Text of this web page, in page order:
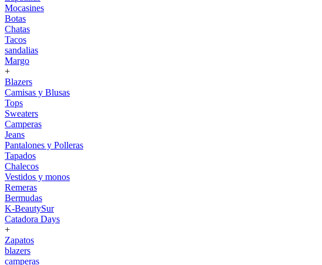
Mocasines
Botas
Chatas
Tacos
sandalias
Margo
+
Blazers
Camisas y Blusas
Tops
Sweaters
Camperas
Jeans
Pantalones y Polleras
Tapados
Chalecos
Vestidos y monos
Remeras
Bermudas
K-BeautySur
Catadora Days
+
Zapatos
blazers
camperas